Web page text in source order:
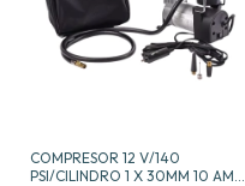
COMPRESOR 12 V/140
PSI/CILINDRO 1 X 30MM 10 AMP